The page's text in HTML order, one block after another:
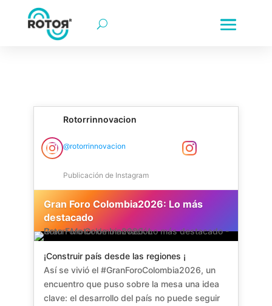
rotorr | rotorr motor de innovación | rotorr-motor de
Innovación empresarial | Transformación digital | Colombia |
Rotorrinnovacion
@rotorrinnovacion
Publicación de Instagram
Gran Foro Colombia2026: Lo más
destacado
¡Construir país desde las regiones ¡
Así se vivió el #GranForoColombia2026, un
encuentro que puso sobre la mesa una idea
clave: el desarrollo del país no puede seguir